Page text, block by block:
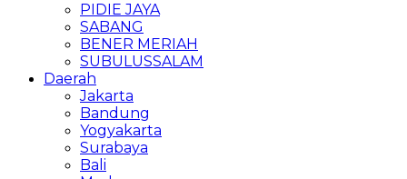
PIDIE JAYA
SABANG
BENER MERIAH
SUBULUSSALAM
Daerah
Jakarta
Bandung
Yogyakarta
Surabaya
Bali